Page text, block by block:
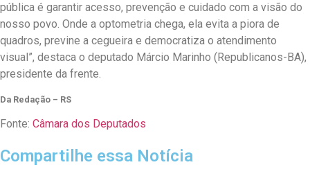
pública é garantir acesso, prevenção e cuidado com a visão do
nosso povo. Onde a optometria chega, ela evita a piora de
quadros, previne a cegueira e democratiza o atendimento
visual”, destaca o deputado Márcio Marinho (Republicanos-BA),
presidente da frente.
Da Redação – RS
Fonte: Câmara dos Deputados
Compartilhe essa Notícia